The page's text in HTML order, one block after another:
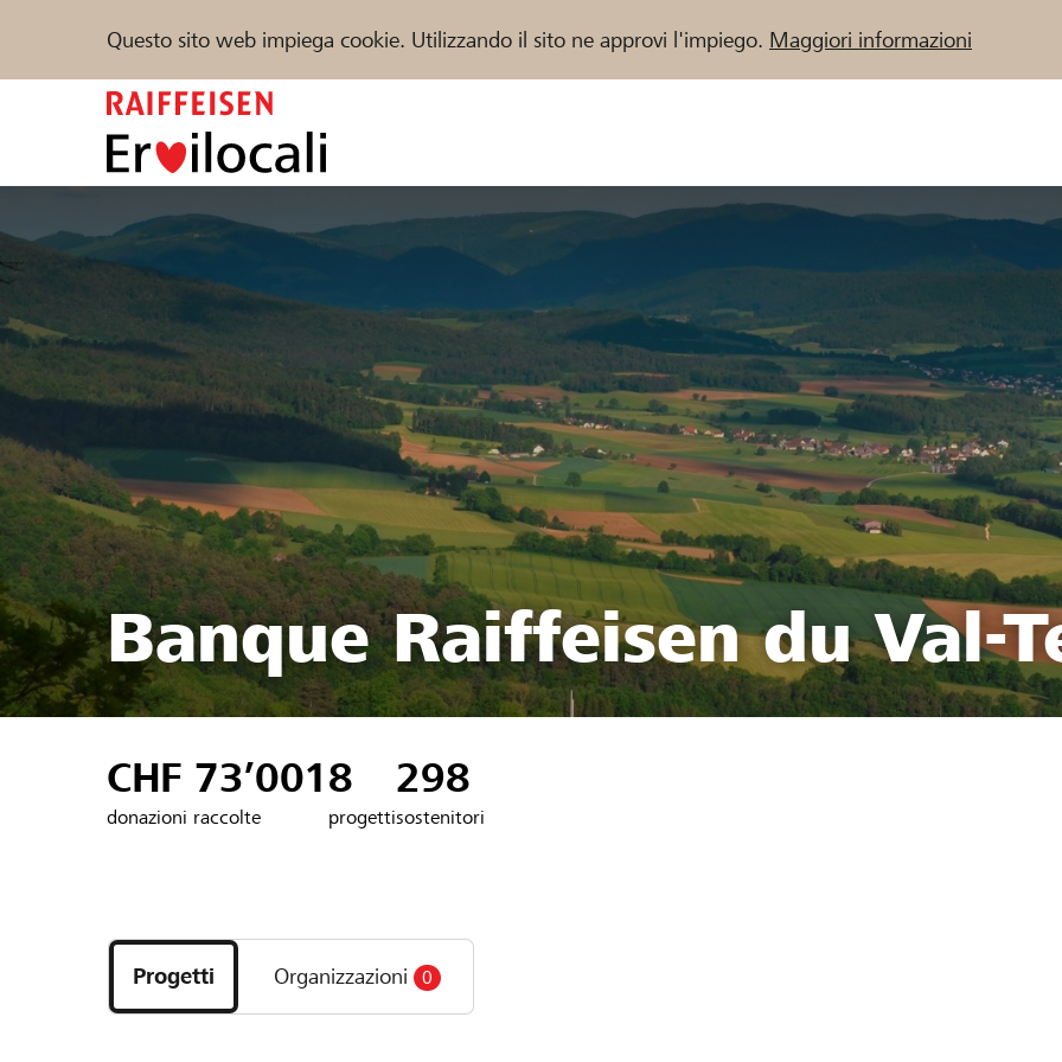
Questo sito web impiega cookie. Utilizzando il sito ne approvi l'impiego. Maggiori informazioni
Sostenere Aiuto & supporto Partner / Banche Raiffeisen
Trova progetti e organizzazioni
Banque Raiffeisen du Val-
CHF 73’001
donazioni raccolte
8
progetti
298
sostenitori
i
progetti
e
Progetti Organizzazioni 0